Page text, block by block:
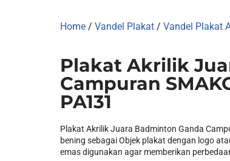
Home /Vandel Plakat /Vandel Plakat
Plakat Akrilik
Campuran
PA131
Plakat Akrilik Juara Badminton Ganda
bening sebagai Objek plakat dengan logo
emas digunakan agar memberikan